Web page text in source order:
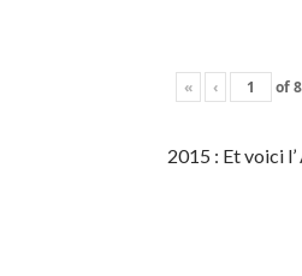
« ‹ of
2015 : Et voici